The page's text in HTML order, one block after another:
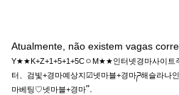
Atualmente, não existem vagas
Y★★K+Z+1+5+1+5CㅇM★★인터넷경마사이트
터、검빛+경마예상지☑넷마블+경마ཌ해슬라나
마베팅♡넷마블+경마".